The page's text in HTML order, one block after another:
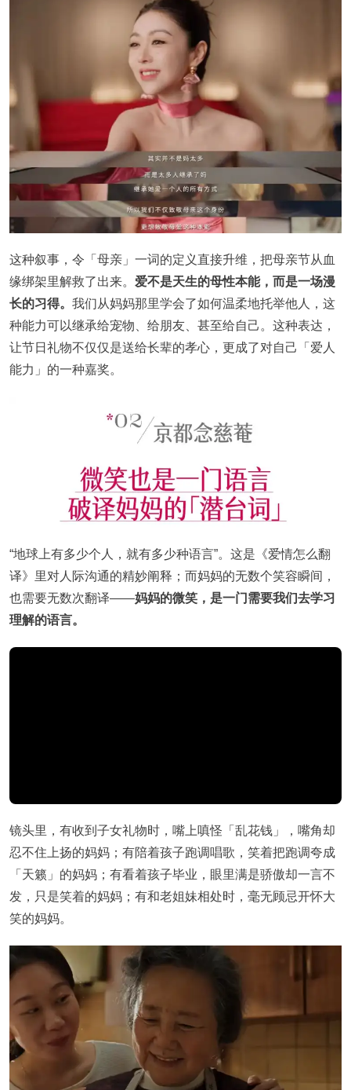
这种叙事，令「母亲」一词的定义直接升维，把母亲节从血
缘绑架里解救了出来。 爱不是天生的母性本能，而是一场漫
长的习得。 我们从妈妈那里学会了如何温柔地托举他人，这
种能力可以继承给宠物、给朋友、甚至给自己。这种表达，
让节日礼物不仅仅是送给长辈的孝心，更成了对自己「爱人
能力」的一种嘉奖。
“地球上有多少个人，就有多少种语言”。这是《爱情怎么翻
译》里对人际沟通的精妙阐释；而妈妈的无数个笑容瞬间，
也需要无数次翻译——妈妈的微笑，是一门需要我们去学习
理解的语言。
镜头里，有收到子女礼物时，嘴上嗔怪「乱花钱」，嘴角却
忍不住上扬的妈妈；有陪着孩子跑调唱歌，笑着把跑调夸成
「天籁」的妈妈；有看着孩子毕业，眼里满是骄傲却一言不
发，只是笑着的妈妈；有和老姐妹相处时，毫无顾忌开怀大
笑的妈妈。